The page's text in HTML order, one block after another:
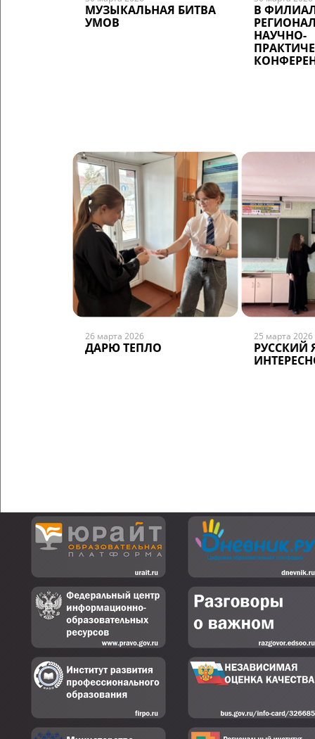
МУЗЫКАЛЬНАЯ БИТВА
УМОВ
В
НАУЧНО-
26 марта 2026
ДАРЮ ТЕПЛО
25 марта 2026
РУССКИЙ